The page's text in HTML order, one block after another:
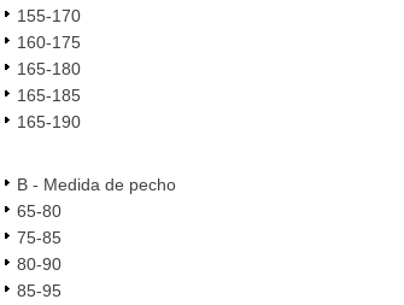
155-170
160-175
165-180
165-185
165-190
B - Medida de pecho
65-80
75-85
80-90
85-95